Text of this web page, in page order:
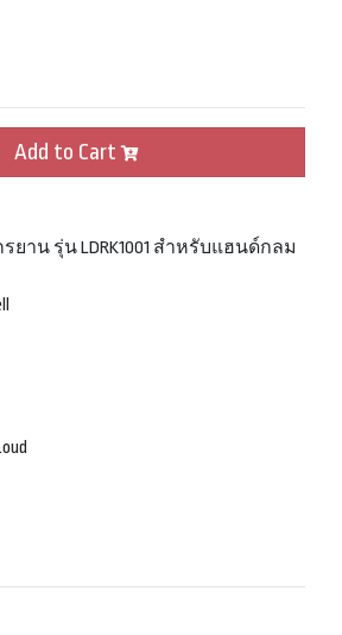
Add to Cart
กรยาน รุ่น LDRK1001 สำหรับแฮนด์กลม